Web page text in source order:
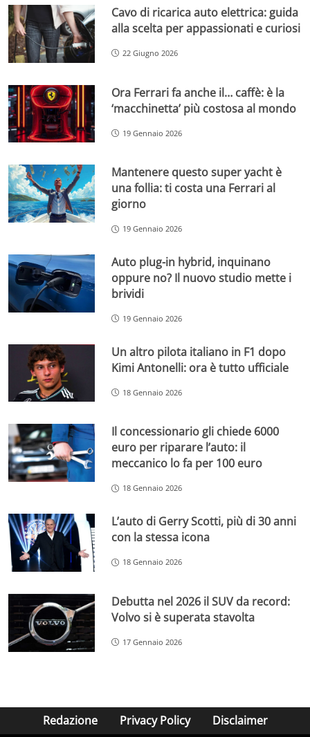
Cavo di ricarica auto elettrica: guida
alla scelta per appassionati e curiosi
22 Giugno 2026
Ora Ferrari fa anche il… caffè: è la
‘macchinetta’ più costosa al mondo
19 Gennaio 2026
Mantenere questo super yacht è
una follia: ti costa una Ferrari al
giorno
19 Gennaio 2026
Auto plug-in hybrid, inquinano
oppure no? Il nuovo studio mette i
brividi
19 Gennaio 2026
Un altro pilota italiano in F1 dopo
Kimi Antonelli: ora è tutto ufficiale
18 Gennaio 2026
Il concessionario gli chiede 6000
euro per riparare l’auto: il
meccanico lo fa per 100 euro
18 Gennaio 2026
L’auto di Gerry Scotti, più di 30 anni
con la stessa icona
18 Gennaio 2026
Debutta nel 2026 il SUV da record:
Volvo si è superata stavolta
17 Gennaio 2026
Redazione Privacy Policy Disclaimer